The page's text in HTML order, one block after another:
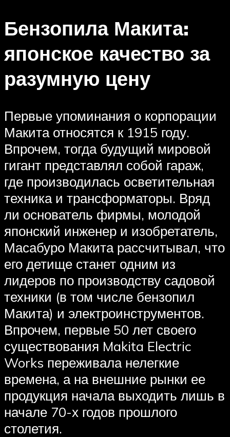
Бензопила Макита:
японское качество за
разумную цену
Первые упоминания о корпорации
Макита относятся к 1915 году.
Впрочем, тогда будущий мировой
гигант представлял собой гараж,
где производилась осветительная
техника и трансформаторы. Вряд
ли основатель фирмы, молодой
японский инженер и изобретатель,
Масабуро Макита рассчитывал, что
его детище станет одним из
лидеров по производству садовой
техники (в том числе бензопил
Макита) и электроинструментов.
Впрочем, первые 50 лет своего
существования Makita Electric
Works переживала нелегкие
времена, а на внешние рынки ее
продукция начала выходить лишь в
начале 70-х годов прошлого
столетия.